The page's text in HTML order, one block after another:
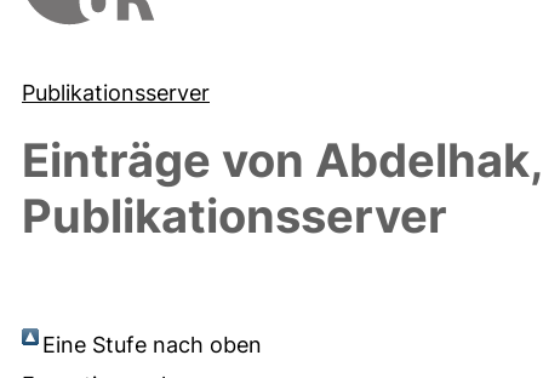
Publikationsserver
Einträge von
Publikationsserver
Eine Stufe nach oben